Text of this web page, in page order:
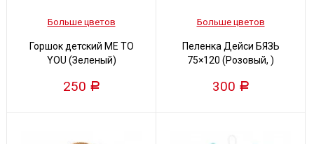
Больше цветов
Горшок детский ME TO
YOU (Зеленый)
250 Р
Больше цветов
Пеленка Дейси БЯЗЬ
75×120 (Розовый, )
300 Р